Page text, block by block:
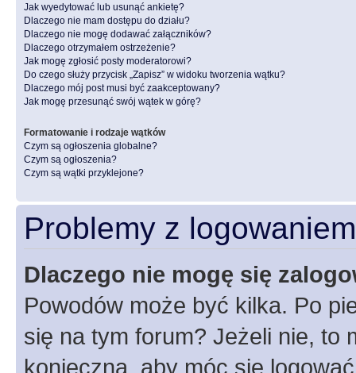
Jak wyedytować lub usunąć ankietę?
Dlaczego nie mam dostępu do działu?
Dlaczego nie mogę dodawać załączników?
Dlaczego otrzymałem ostrzeżenie?
Jak mogę zgłosić posty moderatorowi?
Do czego służy przycisk „Zapisz” w widoku tworzenia wątku?
Dlaczego mój post musi być zaakceptowany?
Jak mogę przesunąć swój wątek w górę?
Formatowanie i rodzaje wątków
Czym są ogłoszenia globalne?
Czym są ogłoszenia?
Czym są wątki przyklejone?
Problemy z
Dlaczego nie mogę się
Powodów może być kilka. Po
się na tym forum? Jeżeli nie, to
konieczna, aby móc się